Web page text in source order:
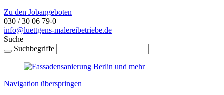
Zu den Jobangeboten
030 / 30 06 79-0
info@luettgens-malereibetriebe.de
Suche
Suchbegriffe
Navigation überspringen